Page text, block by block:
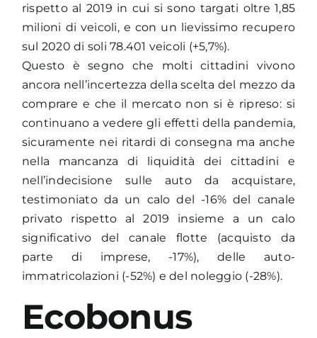
rispetto al 2019 in cui si sono targati oltre 1,85
milioni di veicoli, e con un lievissimo recupero
sul 2020 di soli 78.401 veicoli (+5,7%).
Questo è segno che molti cittadini vivono
ancora nell’incertezza della scelta del mezzo da
comprare e che il mercato non si è ripreso: si
continuano a vedere gli effetti della pandemia,
sicuramente nei ritardi di consegna ma anche
nella mancanza di liquidità dei cittadini e
nell’indecisione sulle auto da acquistare,
testimoniato da un calo del -16% del canale
privato rispetto al 2019 insieme a un calo
significativo del canale flotte (acquisto da
parte di imprese, -17%), delle auto-
immatricolazioni (-52%) e del noleggio (-28%).
Ecobonus